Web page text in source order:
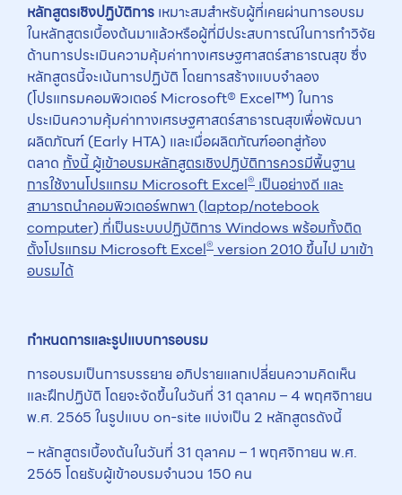
หลักสูตรเชิงปฏิบัติการ เหมาะสมสำหรับผู้ที่เคยผ่านการอบรม
ในหลักสูตรเบื้องต้นมาแล้วหรือผู้ที่มีประสบการณ์ในการทำวิจัย
ด้านการประเมินความคุ้มค่าทางเศรษฐศาสตร์สาธารณสุข ซึ่ง
หลักสูตรนี้จะเน้นการปฏิบัติ โดยการสร้างแบบจำลอง
(โปรแกรมคอมพิวเตอร์ Microsoft® Excel™) ในการ
ประเมินความคุ้มค่าทางเศรษฐศาสตร์สาธารณสุขเพื่อพัฒนา
ผลิตภัณฑ์ (Early HTA) และเมื่อผลิตภัณฑ์ออกสู่ท้อง
ตลาด ทั้งนี้ ผู้เข้าอบรมหลักสูตรเชิงปฏิบัติการควรมีพื้นฐาน
การใช้งานโปรแกรมMicrosoft Excel®เป็นอย่างดี และ
สามารถนำคอมพิวเตอร์พกพา (laptop/notebook
computer) ที่เป็นระบบปฏิบัติการ Windows พร้อมทั้งติด
ตั้งโปรแกรม Microsoft Excel®version 2010 ขึ้นไป มาเข้า
อบรมได้
กำหนดการและรูปแบบการอบรม
การอบรมเป็นการบรรยาย อภิปรายแลกเปลี่ยนความคิดเห็น
และฝึกปฏิบัติ โดยจะจัดขึ้นในวันที่ 31 ตุลาคม – 4 พฤศจิกายน
พ.ศ. 2565 ในรูปแบบ on-site แบ่งเป็น 2 หลักสูตรดังนี้
– หลักสูตรเบื้องต้นในวันที่ 31 ตุลาคม – 1 พฤศจิกายน พ.ศ.
2565 โดยรับผู้เข้าอบรมจำนวน 150 คน